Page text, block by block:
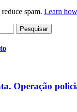
spam. Learn
Operação